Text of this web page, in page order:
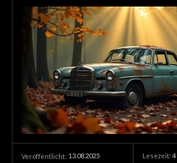
Veröffentlicht: 13.08.2025 Lesezeit: 4